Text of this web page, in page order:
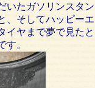
いたガソリンスタン
、そしてハッピーエ
イヤまで夢で見たと
す。